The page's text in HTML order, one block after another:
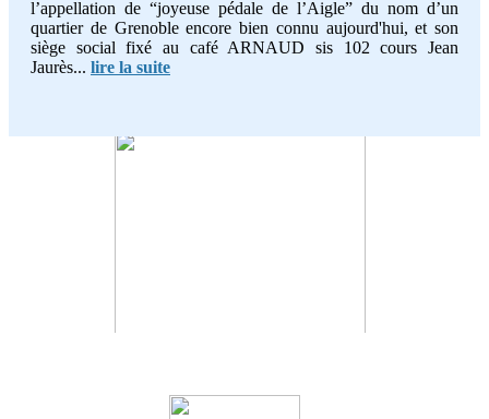
l’appellation de “joyeuse pédale de l’Aigle” du nom d’un
quartier de Grenoble encore bien connu aujourd'hui, et son
siège social fixé au café ARNAUD sis 102 cours Jean
Jaurès... lire la suite